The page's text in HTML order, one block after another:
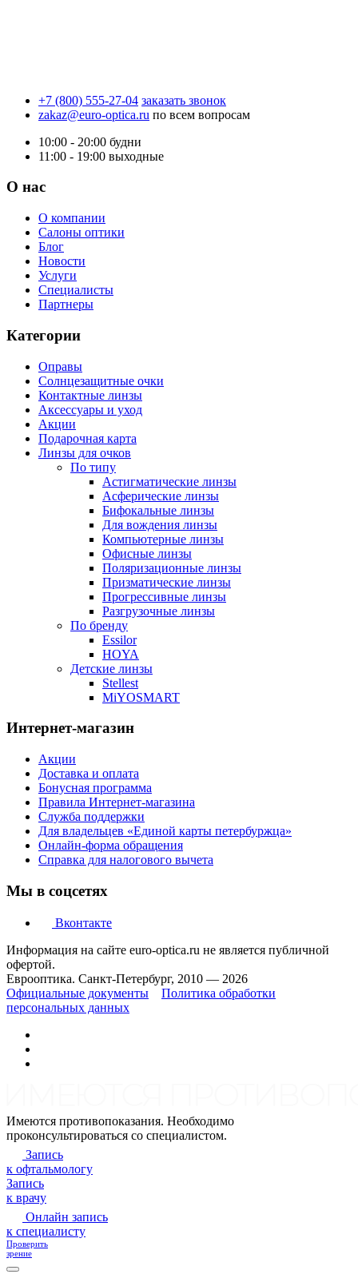
+7 (800) 555-27-04 заказать звонок
zakaz@euro-optica.ru по всем вопросам
10:00 - 20:00 будни
11:00 - 19:00 выходные
О нас
О компании
Салоны оптики
Блог
Новости
Услуги
Специалисты
Партнеры
Категории
Оправы
Солнцезащитные очки
Контактные линзы
Аксессуары и уход
Акции
Подарочная карта
Линзы для очков
По типу
Астигматические линзы
Асферические линзы
Бифокальные линзы
Для вождения линзы
Компьютерные линзы
Офисные линзы
Поляризационные линзы
Призматические линзы
Прогрессивные линзы
Разгрузочные линзы
По бренду
Essilor
HOYA
Детские линзы
Stellest
MiYOSMART
Интернет-магазин
Акции
Доставка и оплата
Бонусная программа
Правила Интернет-магазина
Служба поддержки
Для владельцев «Единой карты петербуржца»
Онлайн-форма обращения
Справка для налогового вычета
Мы в соцсетях
Вконтакте
Информация на сайте euro-optica.ru не является публичной
офертой.
Еврооптика. Санкт-Петербург, 2010 — 2026
Официальные документы
Политика обработки
персональных данных
Имеются противопоказания. Необходимо
проконсультироваться со специалистом.
Запись
к офтальмологу
Запись
к врачу
Онлайн запись
к специалисту
Проверить
зрение